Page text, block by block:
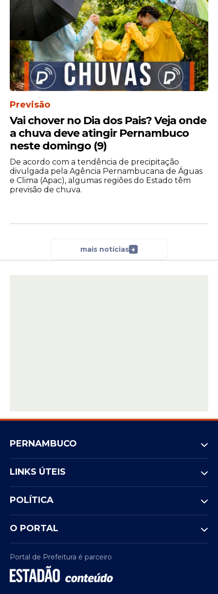
Previsão
Vai chover no Dia dos Pais? Veja onde
a chuva deve atingir Pernambuco
neste domingo (9)
De acordo com a tendência de precipitação
divulgada pela Agência Pernambucana de Águas
e Clima (Apac), algumas regiões do Estado têm
previsão de chuva.
mais notícias +
PERNAMBUCO
LINKS ÚTEIS
POLÍTICA
O PORTAL
Portal de Prefeitura é parceiro